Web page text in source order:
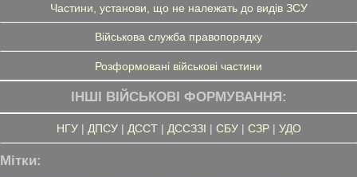
Частини, установи, що не належать до видів ЗСУ
Військова служба правопорядку
Розформовані військові частини
ІНШІ ВІЙСЬКОВІ ФОРМУВАННЯ:
НГУ| ДПСУ| ДССТ| ДССЗЗІ | СБУ| СЗР| УДО
Мітки: